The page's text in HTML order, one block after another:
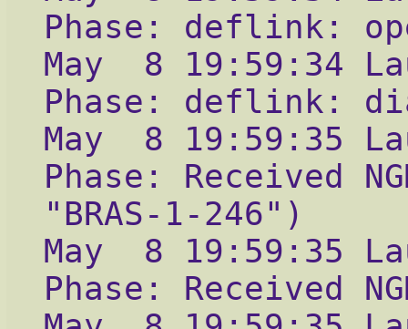
Phase: deflink:
May  8 19:59:34
Phase: deflink:
May  8 19:59:35
Phase: Received
"BRAS-1-246")
May  8 19:59:35
Phase: Received